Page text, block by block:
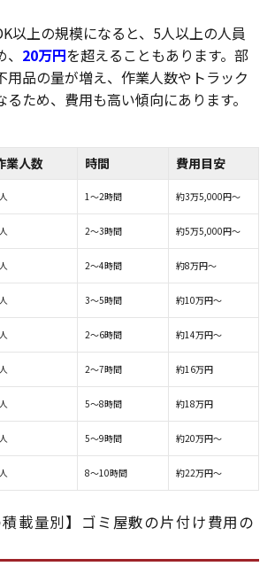
以上の規模になると、5人以上の人員
20万円を超えることもあります。部
用品の量が増え、作業人数やトラック
ため、費用も高い傾向にあります。
業人数 時間 費用目安
1～2時間 約3万5,000円～
2～3時間 約5万5,000円～
2～4時間 約8万円～
3～5時間 約10万円～
2～6時間 約14万円～
2～7時間 約16万円
5～8時間 約18万円
5～9時間 約20万円～
8～10時間 約22万円～
積載量別】ゴミ屋敷の片付け費用の